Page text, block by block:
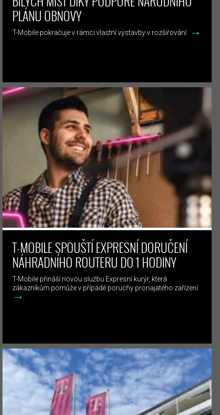
PLÁNU OBNOVY
T-Mobile pokračuje v rámci vlastní výstavby v rozšiřování →
T-MOBILE SPOUŠTÍ EXPRESNÍ DORUČENÍ
NÁHRADNÍHO ROUTERU DO 1 HODINY
T-Mobile přináší novou službu Expresní kurýr, která
zákazníkům pomůže v případě poruchy pronajatého zařízení
→